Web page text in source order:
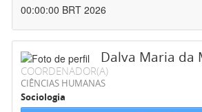
00:00:00 BRT 2026
Dalva Maria da
COORDENADOR(A)
CIÊNCIAS HUMANAS
Sociologia